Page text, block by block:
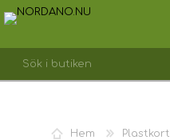
SKAPA KONTO
Hem Plastkort